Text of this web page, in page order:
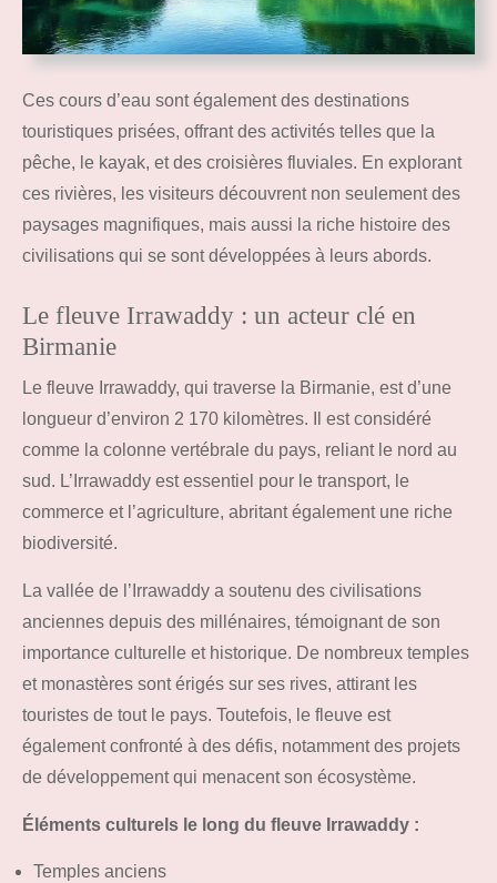
Ces cours d’eau sont également des destinations
touristiques prisées, offrant des activités telles que la
pêche, le kayak, et des croisières fluviales. En explorant
ces rivières, les visiteurs découvrent non seulement des
paysages magnifiques, mais aussi la riche histoire des
civilisations qui se sont développées à leurs abords.
Le fleuve Irrawaddy : un acteur clé en
Birmanie
Le fleuve Irrawaddy, qui traverse la Birmanie, est d’une
longueur d’environ 2 170 kilomètres. Il est considéré
comme la colonne vertébrale du pays, reliant le nord au
sud. L’Irrawaddy est essentiel pour le transport, le
commerce et l’agriculture, abritant également une riche
biodiversité.
La vallée de l’Irrawaddy a soutenu des civilisations
anciennes depuis des millénaires, témoignant de son
importance culturelle et historique. De nombreux temples
et monastères sont érigés sur ses rives, attirant les
touristes de tout le pays. Toutefois, le fleuve est
également confronté à des défis, notamment des projets
de développement qui menacent son écosystème.
Éléments culturels le long du fleuve Irrawaddy :
Temples anciens